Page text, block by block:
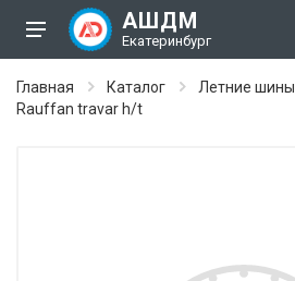
АШДМ
Екатеринбург
Главная Каталог Летние шины
Rauffan travar h/t